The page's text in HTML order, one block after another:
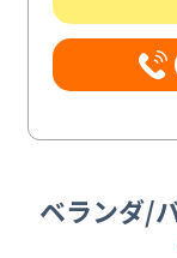
ベランダ/